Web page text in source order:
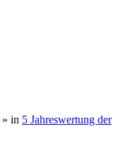
» in 5 Jahreswertung der